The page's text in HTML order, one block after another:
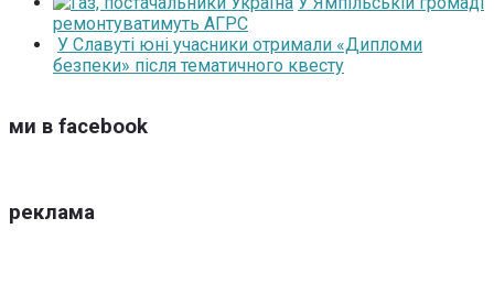
ремонтуватимуть АГРС
У Славуті юні учасники отримали «Дипломи
безпеки» після тематичного квесту
ми в facebook
реклама